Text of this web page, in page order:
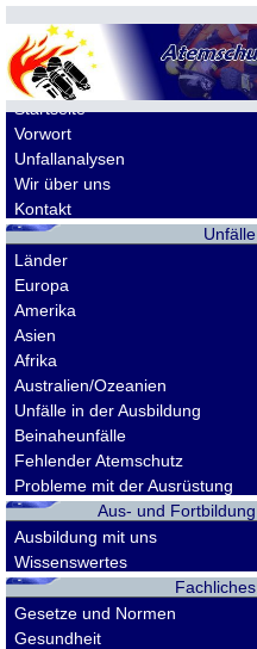
Allgemeines
Startseite
Vorwort
Unfallanalysen
Wir über uns
Kontakt
Unfälle
Länder
Europa
Amerika
Asien
Afrika
Australien/Ozeanien
Unfälle in der Ausbildung
Beinaheunfälle
Fehlender Atemschutz
Probleme mit der Ausrüstung
Aus- und Fortbildung
Ausbildung mit uns
Wissenswertes
Fachliches
Gesetze und Normen
Gesundheit